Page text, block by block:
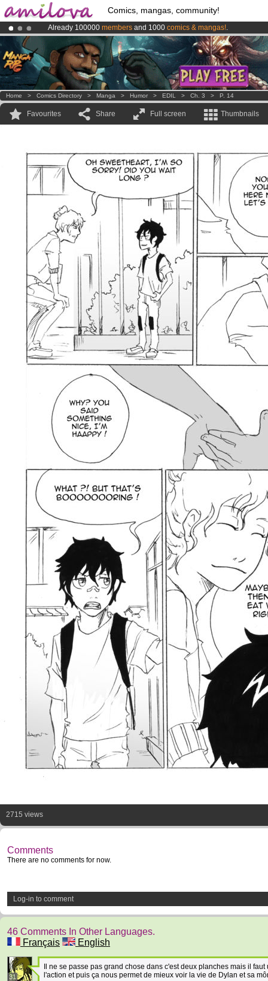
Comics, mangas, community!
Already 100000 members and 1000 comics & mangas!.
Premium membership from3.95 eurosper month !Get membership
AmilovaKickstarter is now LIVE!.
Home > Comics Directory > Manga > Humor > EDIL > Ch. 3 > P. 14
Favourites Share Full screen Thumbnails
2715 views
Comments
There are no comments for now.
Log-in to comment
46 Comments In Other Languages.
Français
English
31
Il ne se passe pas grand chose dans c'est deux planches mais il
l'action et puis ça nous permet de mieux voir la vie de Dylan et sa